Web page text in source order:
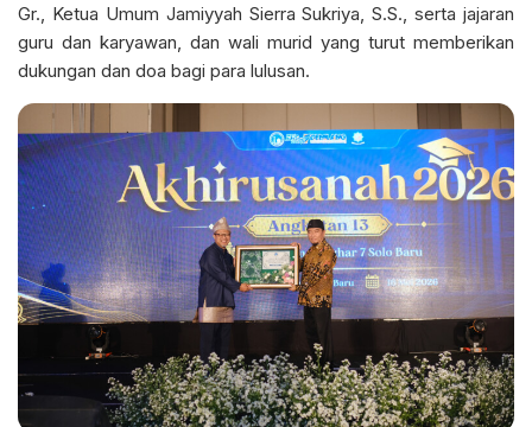
Gr., Ketua Umum Jamiyyah Sierra Sukriya, S.S., serta jajaran
guru dan karyawan, dan wali murid yang turut memberikan
dukungan dan doa bagi para lulusan.